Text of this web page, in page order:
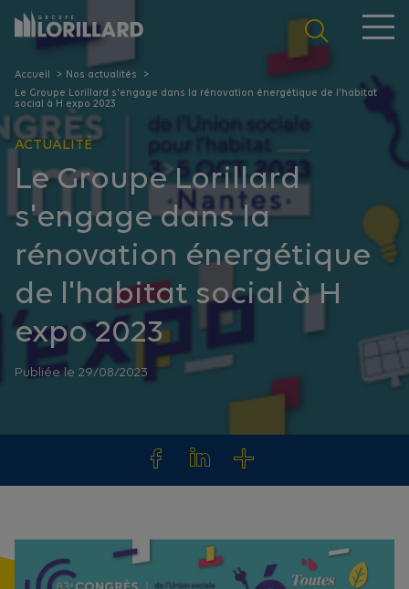
Accueil
Nos actualités
Le Groupe Lorillard s'engage dans la rénovation énergétique de l'habitat
social à H expo 2023
ACTUALITÉ
Le Groupe Lorillard
s'engage dans la
rénovation énergétique
de l'habitat social à H
expo 2023
Publiée le 29/08/2023